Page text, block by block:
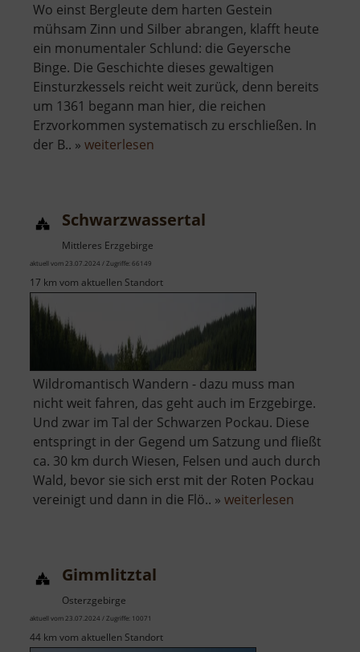
Wo einst Bergleute dem harten Gestein
mühsam Zinn und Silber abrangen, klafft heute
ein monumentaler Schlund: die Geyersche
Binge. Die Geschichte dieses gewaltigen
Einsturzkessels reicht weit zurück, denn bereits
um 1361 begann man hier, die reichen
Erzvorkommen systematisch zu erschließen. In
der B.. » weiterlesen
Schwarzwassertal
Mittleres Erzgebirge
aktuell vom 23.07.2024 / Zugriffe: 66149
17 km vom aktuellen Standort
Wildromantisch Wandern - dazu muss man
nicht weit fahren, das geht auch im Erzgebirge.
Und zwar im Tal der Schwarzen Pockau. Diese
entspringt in der Gegend um Satzung und fließt
ca. 30 km durch Wiesen, Felsen und auch durch
Wald, bevor sie sich erst mit der Roten Pockau
vereinigt und dann in die Flö.. » weiterlesen
Gimmlitztal
Osterzgebirge
aktuell vom 23.07.2024 / Zugriffe: 10071
44 km vom aktuellen Standort